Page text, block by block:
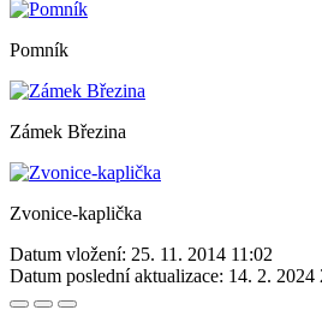
Pomník
Zámek Březina
Zvonice-kaplička
Datum vložení: 25. 11. 2014 11:02
Datum poslední aktualizace: 14. 2. 2024